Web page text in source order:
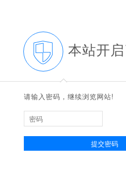
本站开
◆
◆
请输入密码，继续浏览网站!
提交密码